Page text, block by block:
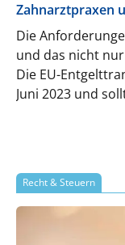
Zahnarztpraxen
Die
und das nicht
Die EU-
Juni 2023 und
neue
handelt, spart
im hart
Recht & Steuern